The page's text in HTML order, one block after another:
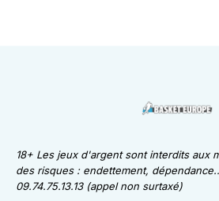
18+ Les jeux d'argent sont interdits aux
des risques : endettement,
09.74.75.13.13 (appel non surtaxé)